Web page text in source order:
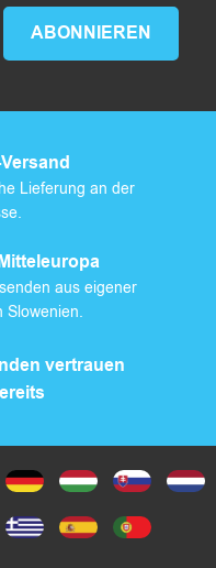
Lieferung an der
aus eigener
Slowenien.
vertrauen